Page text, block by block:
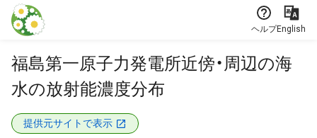
本文に飛ぶ
ヘルプEnglish
福島第一原子力発電所近傍・周辺の海
水の放射能濃度分布
提供元サイトで表示